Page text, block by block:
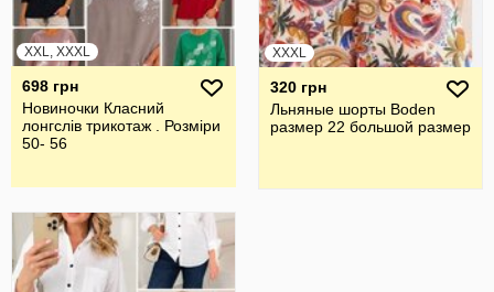
XXL, XXXL
698 грн
Новиночки Класний
лонгслів трикотаж . Розміри
50- 56
XXXL
320 грн
Льняные шорты Boden
размер 22 большой размер